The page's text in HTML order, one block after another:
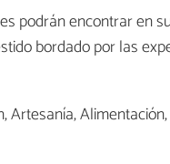
podrán encontrar en
bordado por las
Artesanía,